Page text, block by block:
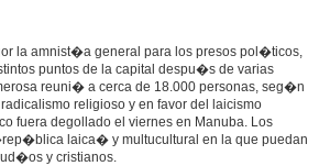
la amnist�a general para los presos pol�ticos,
puntos de la capital despu�s de varias
reuni� a cerca de 18.000 personas, seg�n
religioso y en favor del laicismo
fuera degollado el viernes en Manuba. Los
laica� y multucultural en la que puedan
y cristianos.